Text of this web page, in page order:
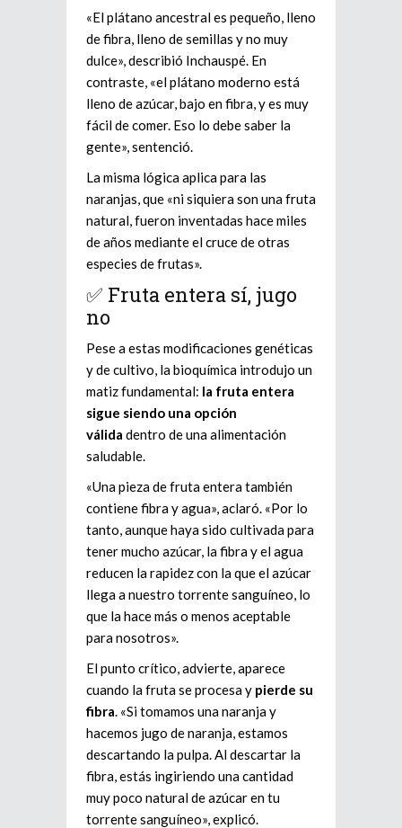
«El plátano ancestral es pequeño, lleno
de fibra, lleno de semillas y no muy
dulce», describió Inchauspé. En
contraste, «el plátano moderno está
lleno de azúcar, bajo en fibra, y es muy
fácil de comer. Eso lo debe saber la
gente», sentenció.
La misma lógica aplica para las
naranjas, que «ni siquiera son una fruta
natural, fueron inventadas hace miles
de años mediante el cruce de otras
especies de frutas».
✅ Fruta entera sí, jugo
no
Pese a estas modificaciones genéticas
y de cultivo, la bioquímica introdujo un
matiz fundamental: la fruta entera
sigue siendo una opción
válida dentro de una alimentación
saludable.
«Una pieza de fruta entera también
contiene fibra y agua», aclaró. «Por lo
tanto, aunque haya sido cultivada para
tener mucho azúcar, la fibra y el agua
reducen la rapidez con la que el azúcar
llega a nuestro torrente sanguíneo, lo
que la hace más o menos aceptable
para nosotros».
El punto crítico, advierte, aparece
cuando la fruta se procesa y pierde su
fibra. «Si tomamos una naranja y
hacemos jugo de naranja, estamos
descartando la pulpa. Al descartar la
fibra, estás ingiriendo una cantidad
muy poco natural de azúcar en tu
torrente sanguíneo», explicó.